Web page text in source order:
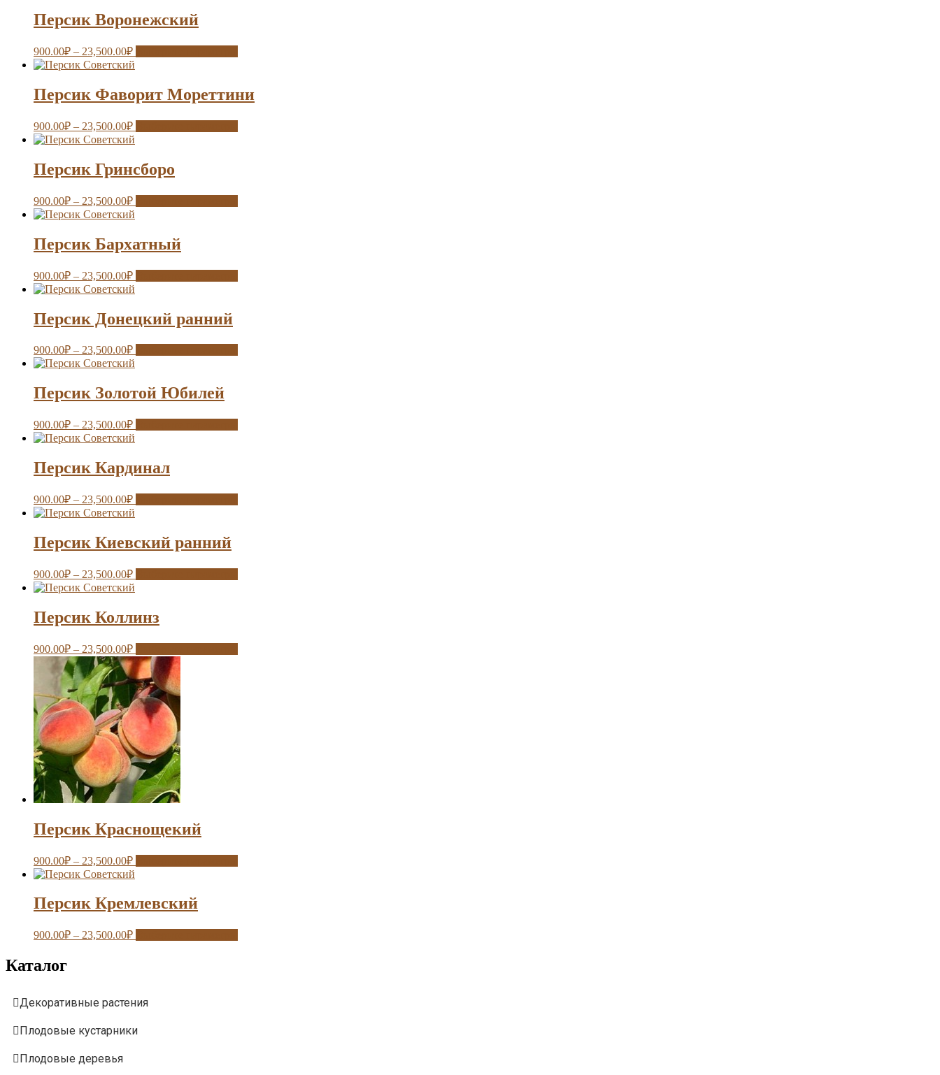
Персик Воронежский
900.00₽ – 23,500.00₽
Персик Фаворит Мореттини
900.00₽ – 23,500.00₽
Персик Гринсборо
900.00₽ – 23,500.00₽
Персик Бархатный
900.00₽ – 23,500.00₽
Персик Донецкий ранний
900.00₽ – 23,500.00₽
Персик Золотой Юбилей
900.00₽ – 23,500.00₽
Персик Кардинал
900.00₽ – 23,500.00₽
Персик Киевский ранний
900.00₽ – 23,500.00₽
Персик Коллинз
900.00₽ – 23,500.00₽
Персик Краснощекий
900.00₽ – 23,500.00₽
Персик Кремлевский
900.00₽ – 23,500.00₽
Каталог
Декоративные растения
Плодовые кустарники
Плодовые деревья